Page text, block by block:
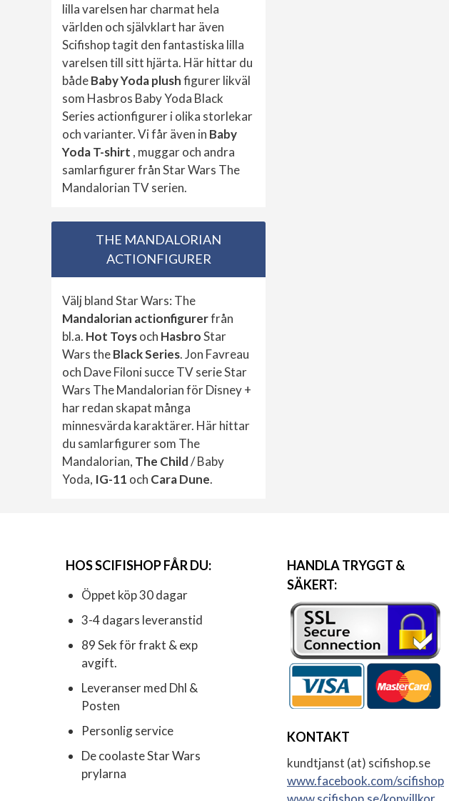
lilla varelsen har charmat hela
världen och självklart har även
Scifishop tagit den fantastiska lilla
varelsen till sitt hjärta. Här hittar du
bådeBaby Yoda plushfigurer likväl
som Hasbros Baby Yoda Black
Series actionfigurer i olika storlekar
och varianter. Vi får även in Baby
Yoda T-shirt , muggar och andra
samlarfigurer från Star Wars The
Mandalorian TV serien.
THE MANDALORIAN
ACTIONFIGURER
Välj bland Star Wars: The
Mandalorian actionfigurerfrån
bl.a. Hot Toysoch HasbroStar
Wars theBlack Series. Jon Favreau
och Dave Filoni succe TV serie Star
Wars The Mandalorian för Disney +
har redan skapat många
minnesvärda karaktärer. Här hittar
du samlarfigurer som The
Mandalorian, The Child/ Baby
Yoda, IG-11 och Cara Dune.
HOS SCIFISHOP FÅR DU:
Öppet köp 30 dagar
3-4 dagars leveranstid
89 Sek för frakt & exp
avgift.
Leveranser med Dhl &
Posten
Personlig service
De coolaste Star Wars
prylarna
HANDLA TRYGGT &
SÄKERT:
KONTAKT
kundtjanst (at) scifishop.se
www.facebook.com/scifishop